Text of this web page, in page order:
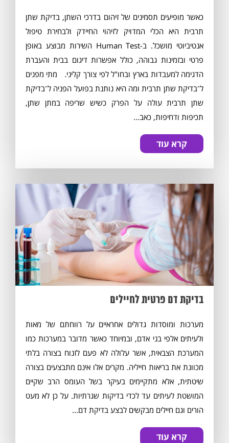
כאשר מופיעים תסמינים של זיהום בדרכי השתן, בדיקת שתן
תרבית היא הכלי המדויק לזיהוי החיידק ולבחירת טיפול
אנטיביוטי מושכל. ב-Human Test השירות מבוצע באופן
פרטי ובזמינות גבוהה, כולל אפשרות דיגום בבית והעברת
הדגימה למעבדות בארץ ובחו"ל לפי צורך קליני. מתי מפנים
ל־בדיקת שתן תרבית ומה היא נותנת בפועל הפניה ל־בדיקת
שתן תרבית עולה על הפרק כשיש שריפה במתן שתן,
תכיפות ודחיפות, כאב...
קרא עוד
בדיקת דם פרטית לחיילים
מערכות ומוסדות גדולים אחראיים על רווחתם של מאות
ולעיתים אלפי בני אדם, ובמיוחד כאשר מדובר במערכות כמו
המערכת הצבאית, אשר עלולה לא פעם לזנוח בצורה בלתי
מכוונת את בריאות חייליה. מקרים אלו אינם מתבצעים בצורה
שיטתית, אלא מתקיימים בעיקר בשל העומס הרב שקיים
המושטת לעיתים עד לכדי בדיקות שגרתיות. על כן לא מעט
הורים וגם חיילים מבקשים לבצע בדיקת דם...
קרא עוד